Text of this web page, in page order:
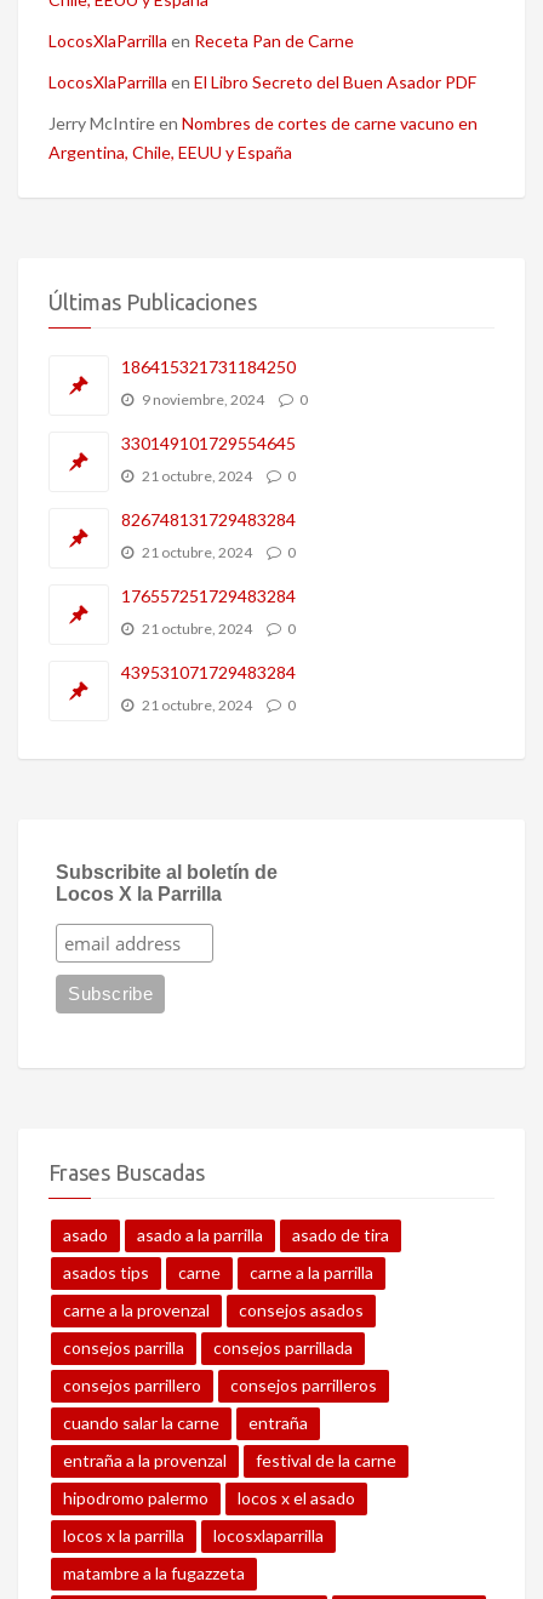
LocosXlaParrilla en Receta Pan de Carne
LocosXlaParrilla en El Libro Secreto del Buen Asador PDF
Jerry McIntireen Nombres de cortes de carne vacuno en
Argentina, Chile, EEUU y España
Últimas Publicaciones
186415321731184250
9 noviembre, 2024 0
330149101729554645
21 octubre, 2024 0
826748131729483284
21 octubre, 2024 0
176557251729483284
21 octubre, 2024 0
439531071729483284
21 octubre, 2024 0
Subscribite al boletín de
Locos X la Parrilla
Frases Buscadas
asado asado a la parrilla
asado de tira
asados tips
carne
carne a la parrilla
carne a la provenzal
consejos asados
consejos parrilla
consejos parrillada
consejos parrillero
consejos parrilleros
cuando salar la carne
entraña
entraña a la provenzal
festival de la carne
hipodromo palermo
locos x el asado
locos x la parrilla
locosxlaparrilla
matambre a la fugazzeta